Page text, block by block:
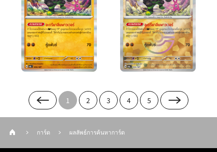
1 2 3 4 5
การ์ด ผลลัพธ์การค้นหาการ์ด